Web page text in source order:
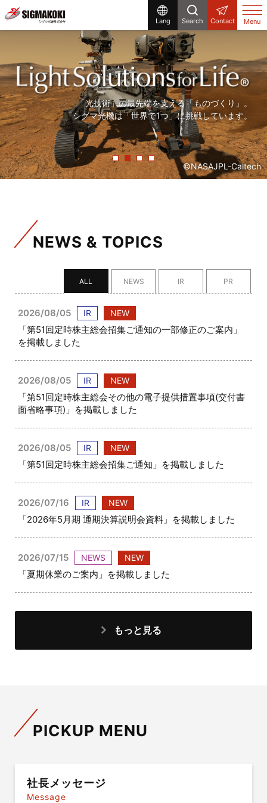
Lang Search Contact Menu
まだ世の中にないものを「光」で創る。
シグマ光機は「光」で社会に貢献しています。
「光技術」の最先端を支える「ものづくり」。
シグマ光機は「世界で1つ」に挑戦しています。
©NASAJPL-Caltech
研究開発から生産設備まで、
シグマ光機は「光」で解決する企業です。
「精度の高い製品を、より早く」。
常に「挑戦」をしていく、それが私たちシグマ光機です。
NEWS & TOPICS
ALL NEWS IR PR
2026/08/05 IR NEW
「第51回定時株主総会招集ご通知の一部修正のご案内」
を掲載しました
2026/08/05 IR NEW
「第51回定時株主総会その他の電子提供措置事項(交付書
面省略事項)」を掲載しました
2026/08/05 IR NEW
「第51回定時株主総会招集ご通知」を掲載しました
2026/07/16 IR NEW
「2026年5月期 通期決算説明会資料」を掲載しました
2026/07/15 NEWS NEW
「夏期休業のご案内」を掲載しました
もっと見る
PICKUP MENU
社長メッセージ
Message